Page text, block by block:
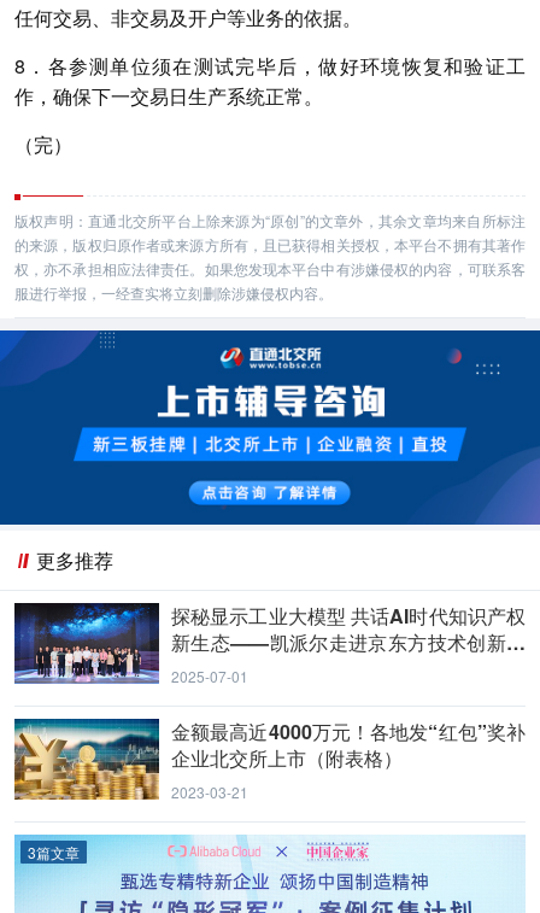
任何交易、非交易及开户等业务的依据。
8．各参测单位须在测试完毕后，做好环境恢复和验证工
作，确保下一交易日生产系统正常。
（完）
版权声明：直通北交所平台上除来源为“原创”的文章外，其余文章均来自所标注
的来源，版权归原作者或来源方所有，且已获得相关授权，本平台不拥有其著作
权，亦不承担相应法律责任。如果您发现本平台中有涉嫌侵权的内容，可联系客
服进行举报，一经查实将立刻删除涉嫌侵权内容。
更多推荐
探秘显示工业大模型 共话AI时代知识产权
新生态——凯派尔走进京东方技术创新中
心
2025-07-01
金额最高近4000万元！各地发“红包”奖补
企业北交所上市（附表格）
2023-03-21
3篇文章